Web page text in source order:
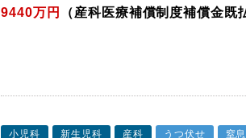
9440万円
（産科医療補償制度補償金
小児科 新生児科 産科 うつ伏せ 窒息